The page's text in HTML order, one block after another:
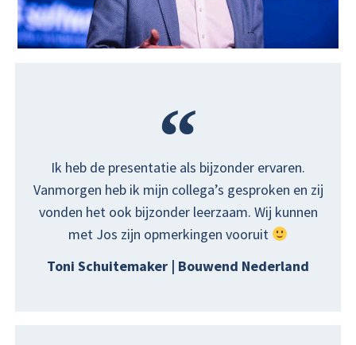
Ik heb de presentatie als bijzonder ervaren.
Vanmorgen heb ik mijn collega’s gesproken en zij
vonden het ook bijzonder leerzaam. Wij kunnen
met Jos zijn opmerkingen vooruit
Toni Schuitemaker | Bouwend Nederland